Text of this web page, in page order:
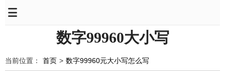
数字99960大小写
当前位置： 首页 > 数字99960元大小写怎么写